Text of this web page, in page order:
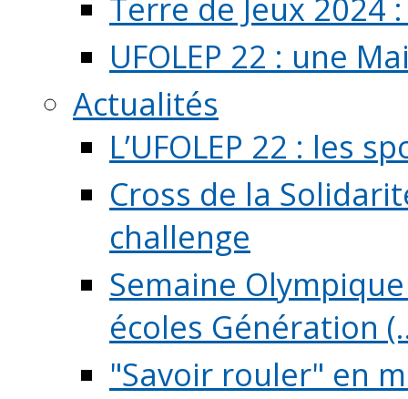
Terre de Jeux 2024
UFOLEP 22 : une
Actualités
L’UFOLEP 22 : les
Cross de la
challenge
Semaine
écoles Génération
"Savoir rouler" en